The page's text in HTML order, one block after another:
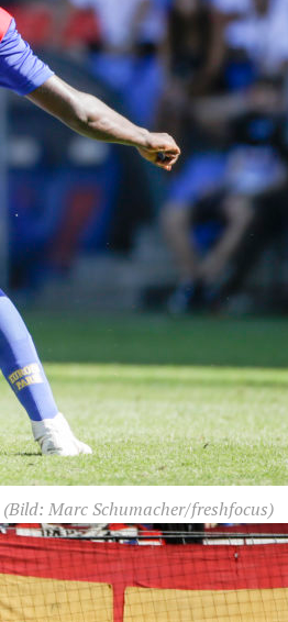
(Bild: Marc Schumacher/freshfocus)